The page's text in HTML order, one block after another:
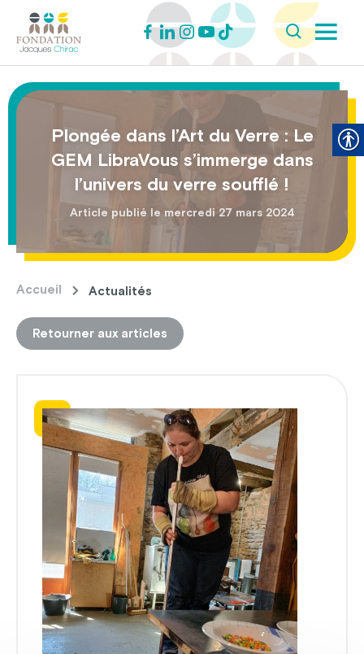
Plongée dans l’Art du Verre : Le
GEM LibraVous s’immerge dans
l’univers du verre soufflé !
Article publié le mercredi 27 mars 2024
Accueil Actualités
Retourner aux articles